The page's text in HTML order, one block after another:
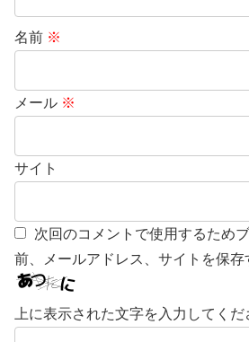
名前 ※
メール ※
サイト
次回のコメントで使用するため
前、メールアドレス、サイトを保存
上に表示された文字を入力してくだ